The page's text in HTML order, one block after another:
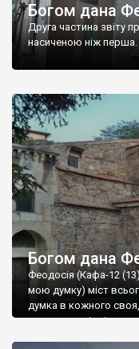
Богом дана
Друга частина звіту
насиченою ніж перша.
Богом дана
Феодосія (Кафа-12
мою думку) міст
думка в кожного
запрошую відвідати